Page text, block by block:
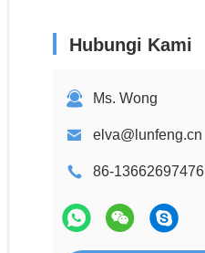
Hubungi Kami
Ms. Wong
elva@lunfeng.cn
86-13662697476